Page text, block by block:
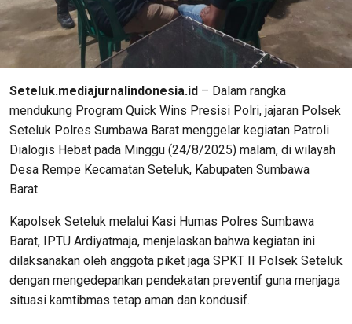
Seteluk.mediajurnalindonesia.id – Dalam rangka
mendukung Program Quick Wins Presisi Polri, jajaran Polsek
Seteluk Polres Sumbawa Barat menggelar kegiatan Patroli
Dialogis Hebat pada Minggu (24/8/2025) malam, di wilayah
Desa Rempe Kecamatan Seteluk, Kabupaten Sumbawa
Barat.
Kapolsek Seteluk melalui Kasi Humas Polres Sumbawa
Barat, IPTU Ardiyatmaja, menjelaskan bahwa kegiatan ini
dilaksanakan oleh anggota piket jaga SPKT II Polsek Seteluk
dengan mengedepankan pendekatan preventif guna menjaga
situasi kamtibmas tetap aman dan kondusif.